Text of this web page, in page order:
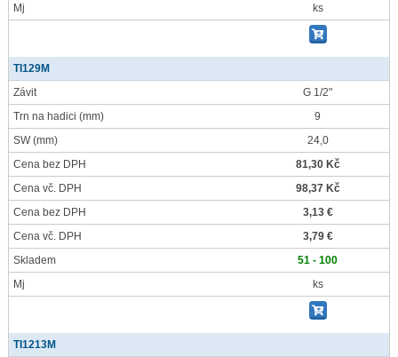
Mj
ks
TI129M
Závit
G 1/2"
Trn na hadici (mm)
9
SW(mm)
24,0
Cena bez DPH
81,30 Kč
Cena vč. DPH
98,37 Kč
Cena bez DPH
3,13 €
Cena vč. DPH
3,79 €
Skladem
51 - 100
Mj
ks
TI1213M